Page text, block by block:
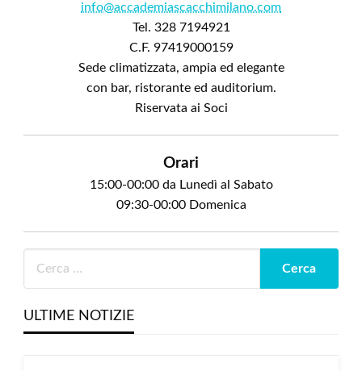
info@accademiascacchimilano.com
Tel. 328 7194921
C.F. 97419000159
Sede climatizzata, ampia ed elegante
con bar, ristorante ed auditorium.
Riservata ai Soci
Orari
15:00-00:00 da Lunedì al Sabato
09:30-00:00 Domenica
ULTIME NOTIZIE